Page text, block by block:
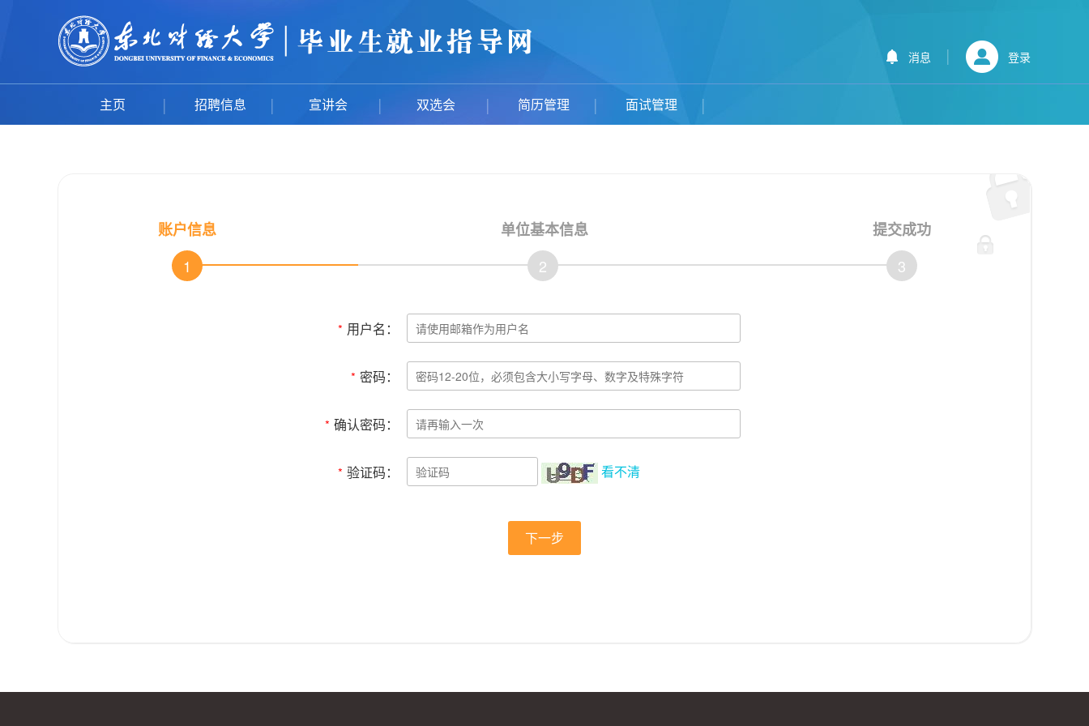
消息 登录
主页 招聘信息 宣讲会 双选会 简历管理 面试管理
账户信息
1
单位基本信息
2
提交成功
3
* 用户名：
* 密码：
* 确认密码：
* 验证码： 看不清
下一步